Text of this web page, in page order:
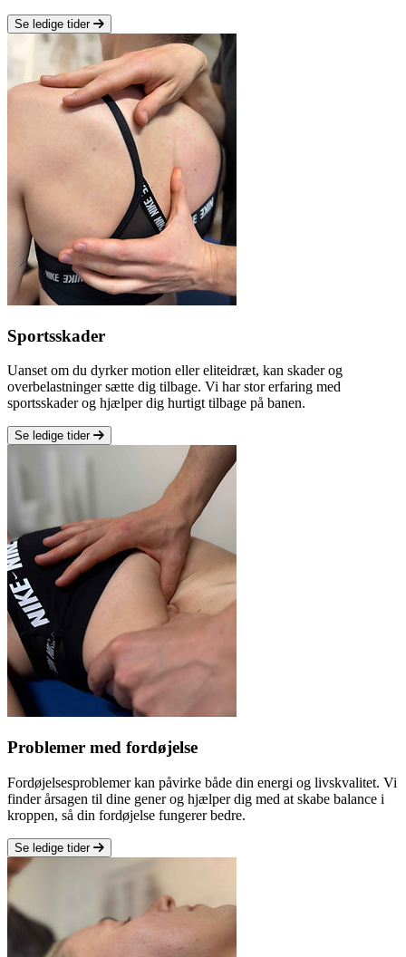
Se ledige tider
Sportsskader
Uanset om du dyrker motion eller eliteidræt, kan skader og
overbelastninger sætte dig tilbage. Vi har stor erfaring med
sportsskader og hjælper dig hurtigt tilbage på banen.
Se ledige tider
Problemer med fordøjelse
Fordøjelsesproblemer kan påvirke både din energi og livskvalitet. Vi
finder årsagen til dine gener og hjælper dig med at skabe balance i
kroppen, så din fordøjelse fungerer bedre.
Se ledige tider